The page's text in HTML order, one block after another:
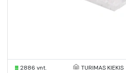
2886 vnt.
TURIMAS KIEKIS